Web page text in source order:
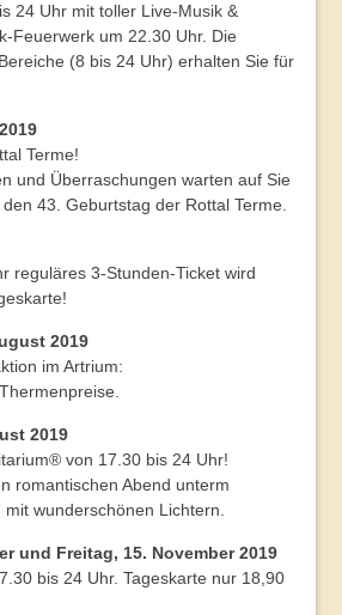
24 Uhr mit toller Live-Musik &
Feuerwerk um 22.30 Uhr. Die
(8 bis 24 Uhr) erhalten Sie für
Terme!
und Überraschungen warten auf Sie
43. Geburtstag der Rottal Terme.
reguläres 3-Stunden-Ticket wird
2019
im Artrium:
2019
von 17.30 bis 24 Uhr!
romantischen Abend unterm
wunderschönen Lichtern.
und Freitag, 15. November 2019
bis 24 Uhr. Tageskarte nur 18,90